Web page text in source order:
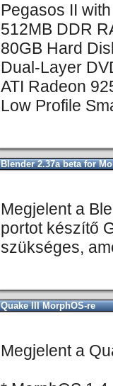
Pegasos II
512MB DDR
80GB Hard
Dual-Layer
ATI Radeon
Low Profile
Blender 2.37a beta for
Megjelent a
portot készítő
szükséges,
Quake III MorphOS-re
Megjelent a